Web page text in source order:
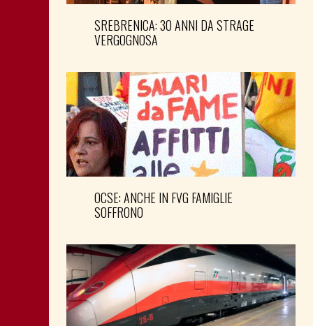
SREBRENICA: 30 ANNI DA STRAGE
VERGOGNOSA
OCSE: ANCHE IN FVG FAMIGLIE
SOFFRONO